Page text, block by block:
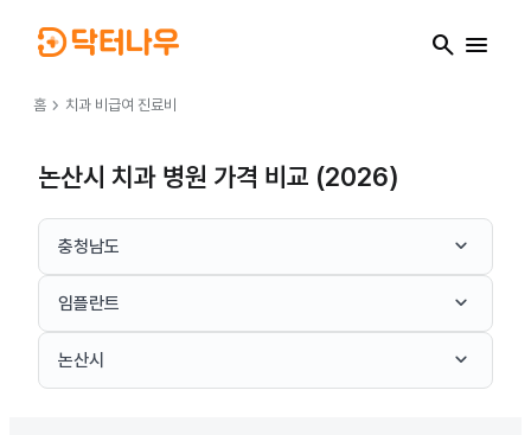
search menu
홈 chevron_right 치과 비급여 진료비
논산시 치과 병원 가격 비교 (2026)
충청남도 keyboard_arrow_down
임플란트 keyboard_arrow_down
논산시 keyboard_arrow_down